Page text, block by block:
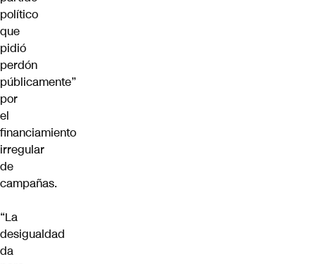
político
que
pidió
perdón
públicamente”
por
el
financiamiento
irregular
de
campañas.
“La
desigualdad
da